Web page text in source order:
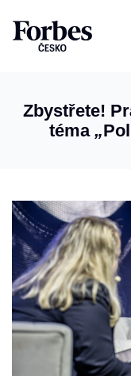
Zbystřete!
téma „